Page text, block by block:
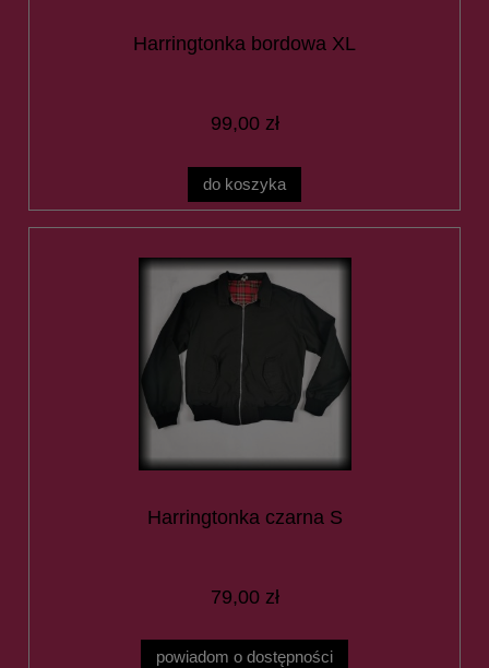
Harringtonka bordowa XL
99,00 zł
do koszyka
Harringtonka czarna S
79,00 zł
powiadom o dostępności